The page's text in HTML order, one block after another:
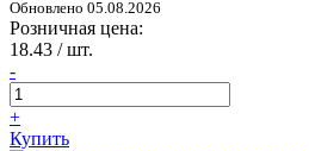
Обновлено 05.08.2026
Розничная цена:
18.43 / шт.
-
+
Купить